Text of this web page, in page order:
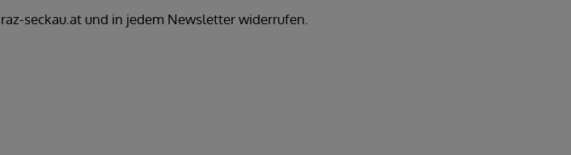
seckau.at und in jedem Newsletter widerrufen.